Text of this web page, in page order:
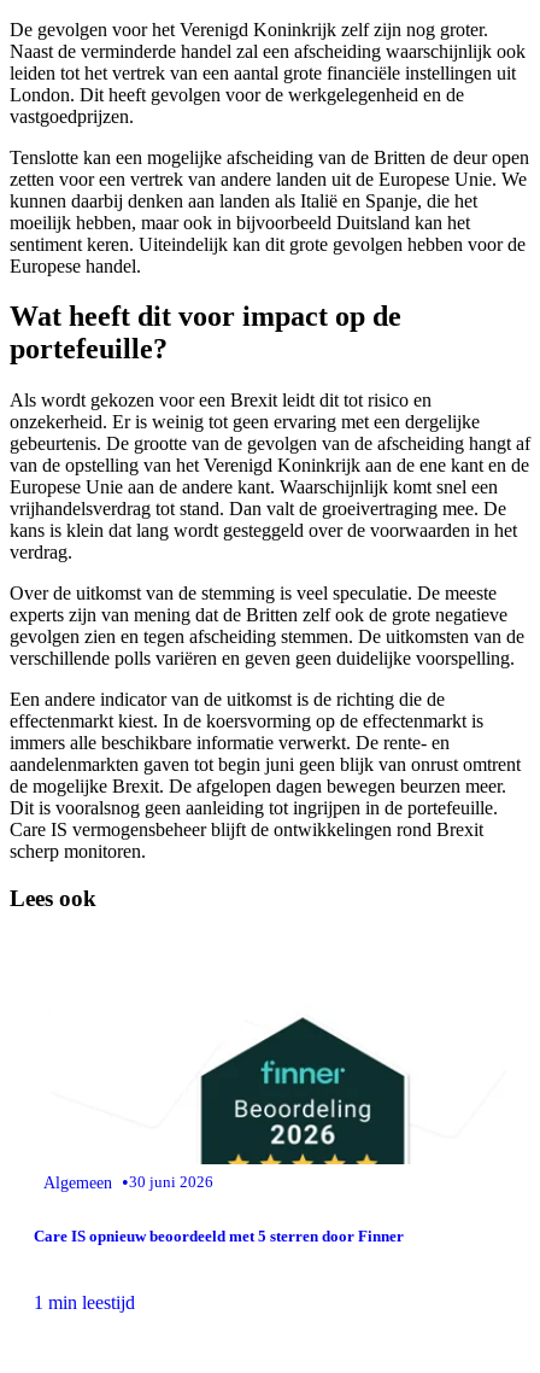
De gevolgen voor het Verenigd Koninkrijk zelf zijn nog groter.
Naast de verminderde handel zal een afscheiding waarschijnlijk ook
leiden tot het vertrek van een aantal grote financiële instellingen uit
London. Dit heeft gevolgen voor de werkgelegenheid en de
vastgoedprijzen.
Tenslotte kan een mogelijke afscheiding van de Britten de deur open
zetten voor een vertrek van andere landen uit de Europese Unie. We
kunnen daarbij denken aan landen als Italië en Spanje, die het
moeilijk hebben, maar ook in bijvoorbeeld Duitsland kan het
sentiment keren. Uiteindelijk kan dit grote gevolgen hebben voor de
Europese handel.
Wat heeft dit voor impact op de
portefeuille?
Als wordt gekozen voor een Brexit leidt dit tot risico en
onzekerheid. Er is weinig tot geen ervaring met een dergelijke
gebeurtenis. De grootte van de gevolgen van de afscheiding hangt af
van de opstelling van het Verenigd Koninkrijk aan de ene kant en de
Europese Unie aan de andere kant. Waarschijnlijk komt snel een
vrijhandelsverdrag tot stand. Dan valt de groeivertraging mee. De
kans is klein dat lang wordt gesteggeld over de voorwaarden in het
verdrag.
Over de uitkomst van de stemming is veel speculatie. De meeste
experts zijn van mening dat de Britten zelf ook de grote negatieve
gevolgen zien en tegen afscheiding stemmen. De uitkomsten van de
verschillende polls variëren en geven geen duidelijke voorspelling.
Een andere indicator van de uitkomst is de richting die de
effectenmarkt kiest. In de koersvorming op de effectenmarkt is
immers alle beschikbare informatie verwerkt. De rente- en
aandelenmarkten gaven tot begin juni geen blijk van onrust omtrent
de mogelijke Brexit. De afgelopen dagen bewegen beurzen meer.
Dit is vooralsnog geen aanleiding tot ingrijpen in de portefeuille.
Care IS vermogensbeheer blijft de ontwikkelingen rond Brexit
scherp monitoren.
Lees ook
Algemeen •30 juni 2026
Care IS opnieuw beoordeeld met 5 sterren door Finner
1 min leestijd